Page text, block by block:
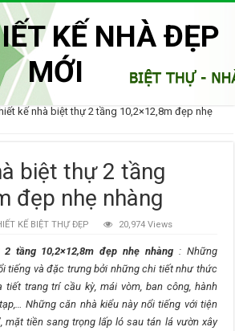
KẾ NHÀ ĐẸP
MỚI
kế nhà biệt thự 2 tầng 10,2×12,8m đẹp nhẹ
biệt thự 2 tầng
đẹp nhẹ nhàng
KẾ BIỆT THỰ ĐẸP 20,974 Views
tầng 10,2×12,8m đẹp nhẹ nhàng : Những
tiếng và đặc trưng bởi những chi tiết như thức
trang trí cầu kỳ, mái vòm, ban công, hành
Những căn nhà kiểu này nổi tiếng với tiện
, mặt tiền sang trọng lấp ló sau tán lá vườn xây